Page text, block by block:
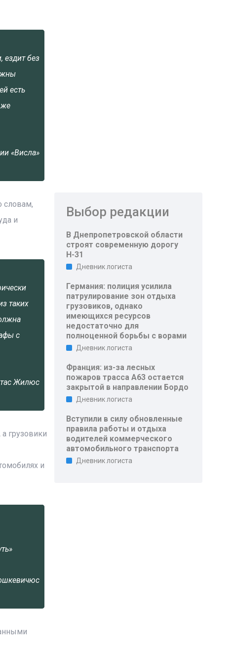
ездит без
есть
«Висла»
словам,
и
таких
с
Жилюс
грузовики
и
Выбор редакции
В Днепропетровской области
строят современную дорогу
Н-31
Дневник логиста
Германия: полиция усилила
патрулирование зон отдыха
грузовиков, однако
имеющихся ресурсов
недостаточно для
полноценной борьбы с ворами
Дневник логиста
Франция: из-за лесных
пожаров трасса A63 остается
закрытой в направлении Бордо
Дневник логиста
Вступили в силу обновленные
правила работы и отдыха
водителей коммерческого
автомобильного транспорта
Дневник логиста